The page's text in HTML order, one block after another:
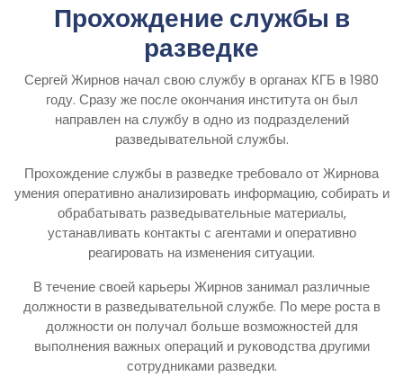
Прохождение службы в
разведке
Сергей Жирнов начал свою службу в органах КГБ в 1980
году. Сразу же после окончания института он был
направлен на службу в одно из подразделений
разведывательной службы.
Прохождение службы в разведке требовало от Жирнова
умения оперативно анализировать информацию, собирать и
обрабатывать разведывательные материалы,
устанавливать контакты с агентами и оперативно
реагировать на изменения ситуации.
В течение своей карьеры Жирнов занимал различные
должности в разведывательной службе. По мере роста в
должности он получал больше возможностей для
выполнения важных операций и руководства другими
сотрудниками разведки.